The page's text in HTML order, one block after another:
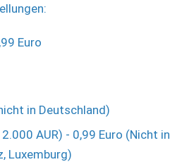
Euro
in Deutschland)
AUR) - 0,99 Euro (Nicht in
Luxemburg)